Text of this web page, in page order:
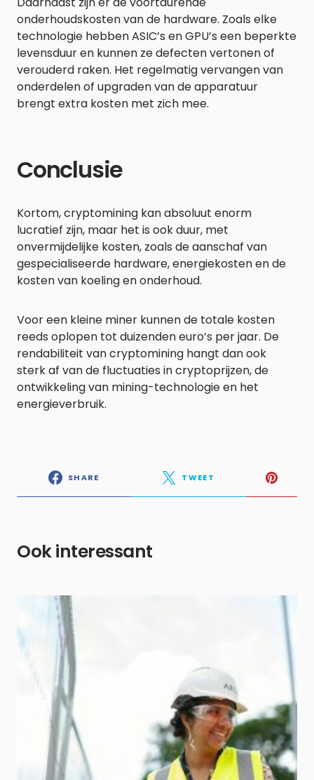
onderhoudskosten van de hardware. Zoals elke
technologie hebben ASIC’s en GPU’s een beperkte
levensduur en kunnen ze defecten vertonen of
verouderd raken. Het regelmatig vervangen van
onderdelen of upgraden van de apparatuur
brengt extra kosten met zich mee.
Conclusie
Kortom, cryptomining kan absoluut enorm
lucratief zijn, maar het is ook duur, met
onvermijdelijke kosten, zoals de aanschaf van
gespecialiseerde hardware, energiekosten en de
kosten van koeling en onderhoud.
Voor een kleine miner kunnen de totale kosten
reeds oplopen tot duizenden euro’s per jaar. De
rendabiliteit van cryptomining hangt dan ook
sterk af van de fluctuaties in cryptoprijzen, de
ontwikkeling van mining-technologie en het
energieverbruik.
SHARE TWEET
Ook interessant